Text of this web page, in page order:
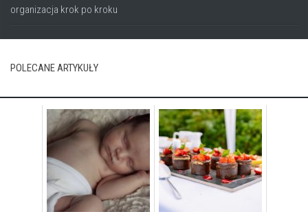
organizacja krok po kroku
POLECANE ARTYKUŁY